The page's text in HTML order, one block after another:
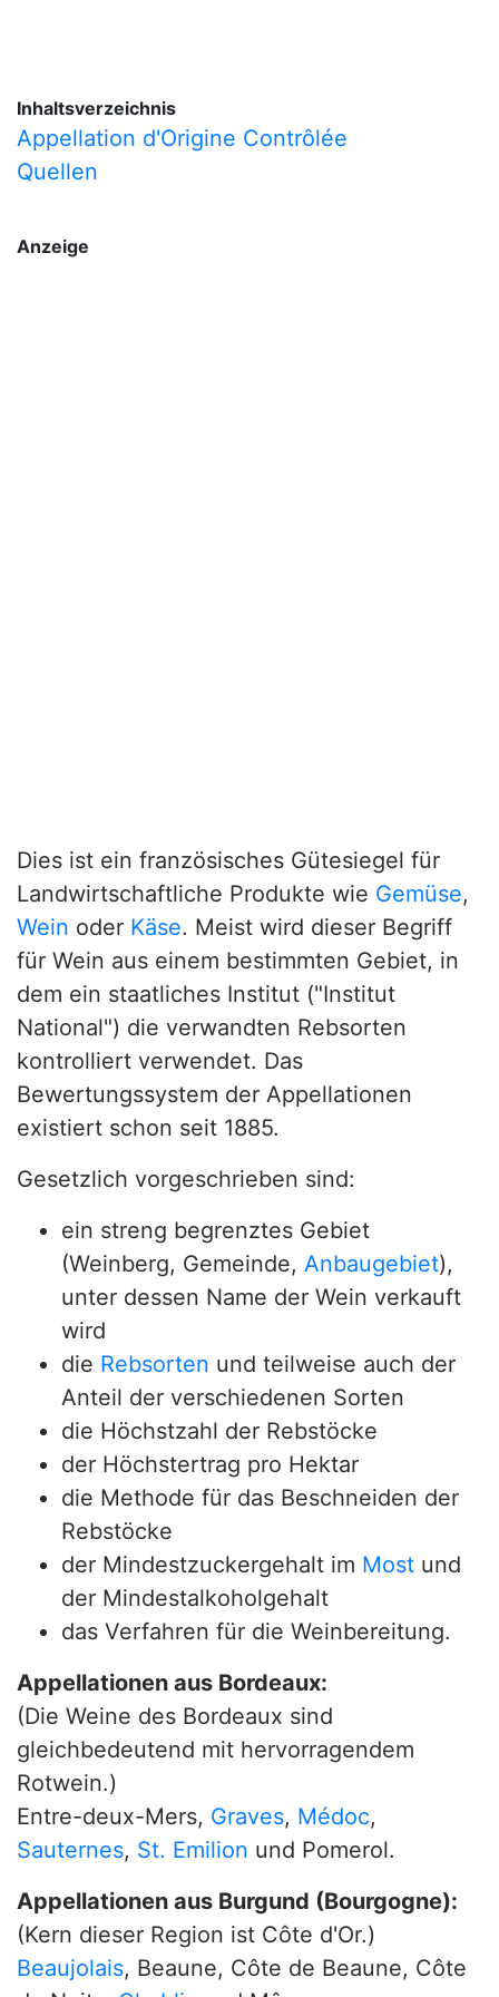
Inhaltsverzeichnis
Appellation d'Origine Contrôlée
Quellen
Anzeige
Dies ist ein französisches Gütesiegel für
Landwirtschaftliche Produkte wie Gemüse,
Wein oder Käse. Meist wird dieser Begriff
für Wein aus einem bestimmten Gebiet, in
dem ein staatliches Institut ("Institut
National") die verwandten Rebsorten
kontrolliert verwendet. Das
Bewertungssystem der Appellationen
existiert schon seit 1885.
Gesetzlich vorgeschrieben sind:
ein streng begrenztes Gebiet
(Weinberg, Gemeinde, Anbaugebiet),
unter dessen Name der Wein verkauft
wird
die Rebsorten und teilweise auch der
Anteil der verschiedenen Sorten
die Höchstzahl der Rebstöcke
der Höchstertrag pro Hektar
die Methode für das Beschneiden der
Rebstöcke
der Mindestzuckergehalt im Most und
der Mindestalkoholgehalt
das Verfahren für die Weinbereitung.
Appellationen aus Bordeaux:
(Die Weine des Bordeaux sind
gleichbedeutend mit hervorragendem
Rotwein.)
Entre-deux-Mers, Graves, Médoc,
Sauternes, St. Emilion und Pomerol.
Appellationen aus Burgund (Bourgogne):
(Kern dieser Region ist Côte d'Or.)
Beaujolais, Beaune, Côte de Beaune, Côte